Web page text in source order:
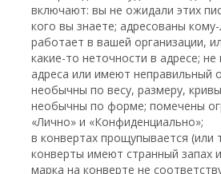
включают: вы не ожидали этих
кого вы знаете; адресованы
работает в вашей организации,
какие-то неточности в адресе;
адреса или имеют неправильный
необычны по весу, размеру,
необычны по форме; помечены
«Лично» и «Конфиденциально»;
в конвертах прощупывается (или
конверты имеют странный запах
марка на конверте не